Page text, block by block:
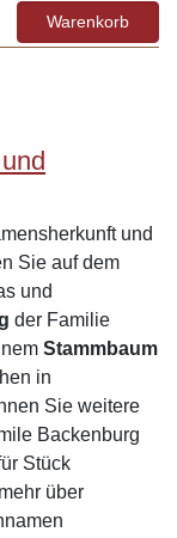
und
Sie auf dem
und
der Familie
Stammbaum
in
Sie weitere
Backenburg
Stück
über